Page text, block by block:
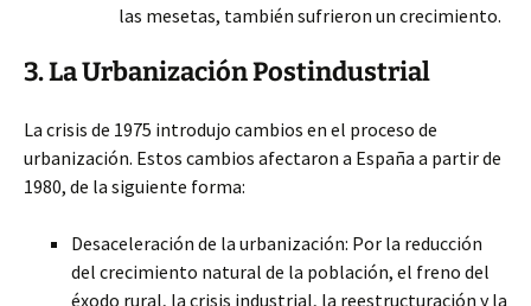
las mesetas, también sufrieron un crecimiento.
3. La Urbanización Postindustrial
La crisis de 1975 introdujo cambios en el proceso de
urbanización. Estos cambios afectaron a España a partir de
1980, de la siguiente forma:
Desaceleración de la urbanización: Por la reducción
del crecimiento natural de la población, el freno del
éxodo rural, la crisis industrial, la reestructuración y la